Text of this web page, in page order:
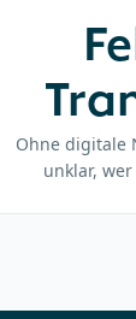
Ohne digitale
unklar,